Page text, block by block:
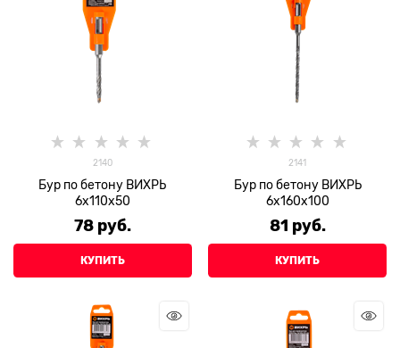
2140
Бур по бетону ВИХРЬ
6x110x50
78 руб.
КУПИТЬ
2141
Бур по бетону ВИХРЬ
6x160x100
81 руб.
КУПИТЬ